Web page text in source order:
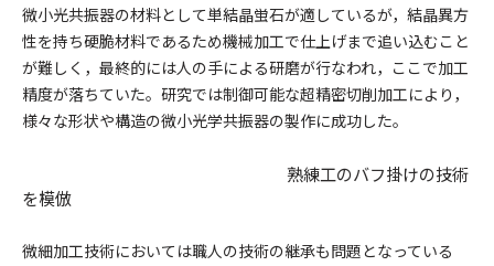
微小光共振器の材料として単結晶蛍石が適しているが，結晶異方
性を持ち硬脆材料であるため機械加工で仕上げまで追い込むこと
が難しく，最終的には人の手による研磨が行なわれ，ここで加工
精度が落ちていた。研究では制御可能な超精密切削加工により，
様々な形状や構造の微小光学共振器の製作に成功した。
熟練工のバフ掛けの技術
を模倣
微細加工技術においては職人の技術の継承も問題となっている